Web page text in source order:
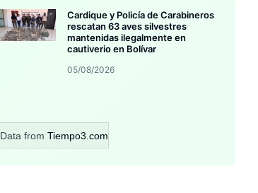
Cardique y Policía de Carabineros
rescatan 63 aves silvestres
mantenidas ilegalmente en
cautiverio en Bolívar
05/08/2026
Data from Tiempo3.com